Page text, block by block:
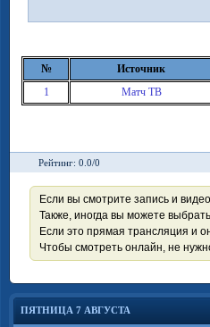
№ Источник
1
Матч ТВ
Рейтинг: 0.0/0
Если вы смотрите запись и
Также, иногда вы можете
Если это прямая трансляция и
Чтобы смотреть онлайн, не
ПЯТНИЦА 7 АВГУСТА